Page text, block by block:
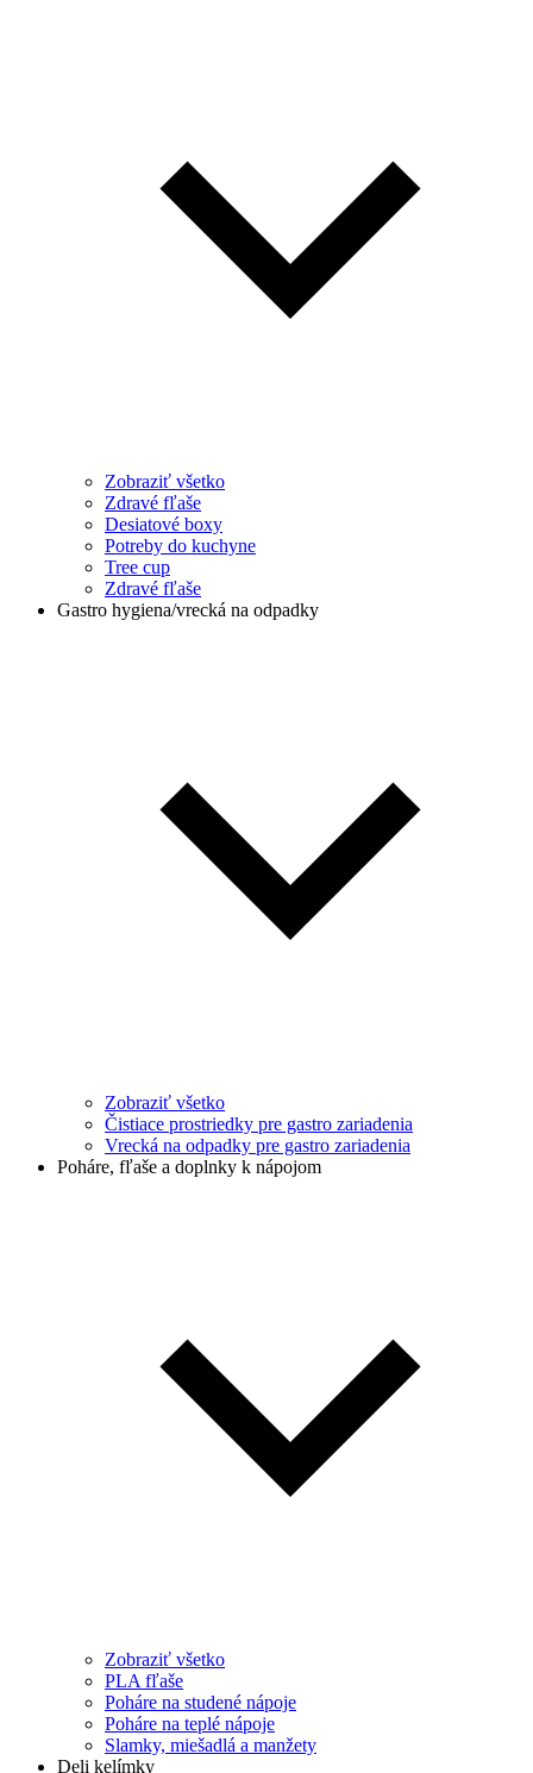
Zobraziť všetko
Zdravé fľaše
Desiatové boxy
Potreby do kuchyne
Tree cup
Zdravé fľaše
Gastro hygiena/vrecká na odpadky
Zobraziť všetko
Čistiace prostriedky pre gastro zariadenia
Vrecká na odpadky pre gastro zariadenia
Poháre, fľaše a doplnky k nápojom
Zobraziť všetko
PLA fľaše
Poháre na studené nápoje
Poháre na teplé nápoje
Slamky, miešadlá a manžety
Deli kelímky